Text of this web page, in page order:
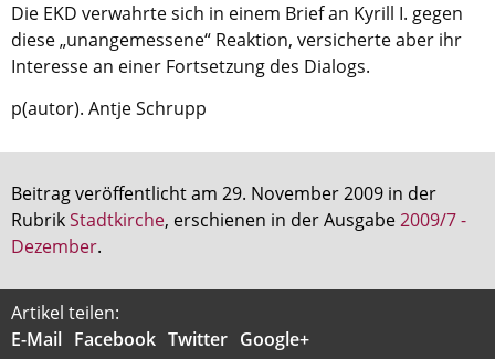
Informationen
Aus (nicht nur) Frankfurter Blogs
Videos
Impressum
Diese Website wurde am 28. November 2017
archiviert. Neues Online-Angebot:
Die EKD verwahrte sich in einem Brief an Kyrill I. gegen
diese „unangemessene“ Reaktion, versicherte aber ihr
Interesse an einer Fortsetzung des Dialogs.
p(autor). Antje Schrupp
Beitrag veröffentlicht am 29. November 2009 in der
RubrikStadtkirche, erschienen in der Ausgabe2009/7 -
Dezember.
Artikel teilen:
E-Mail Facebook Twitter Google+